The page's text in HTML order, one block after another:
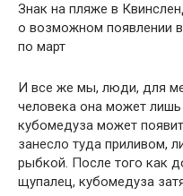
Знак на пляже в
о возможном появлении
по март
И все же мы, люди, для
человека она может
кубомедуза может
занесло туда приливом,
рыбкой. После того как
щупалец, кубомедуза